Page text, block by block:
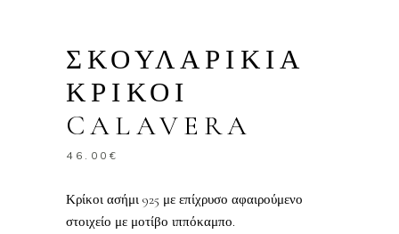
ΣΚΟΥΛΑΡΙΚΙΑ
ΚΡΙΚΟΙ
CALAVERA
46.00 €
Κρίκοι ασήμι 925 με επίχρυσο αφαιρούμενο
στοιχείο με μοτίβο ιππόκαμπο.